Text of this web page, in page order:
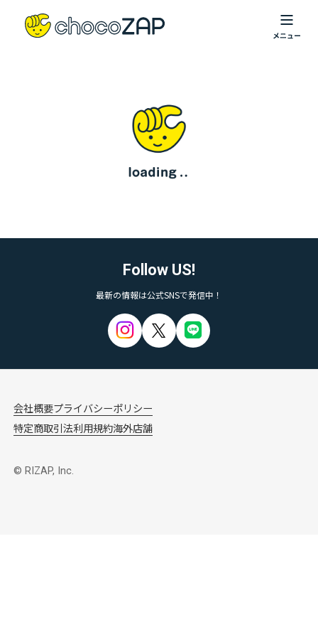
Follow US!
最新の情報は公式SNSで発信中！
会社概要プライバシーポリシー
特定商取引法利用規約海外店舗
© RIZAP, Inc.